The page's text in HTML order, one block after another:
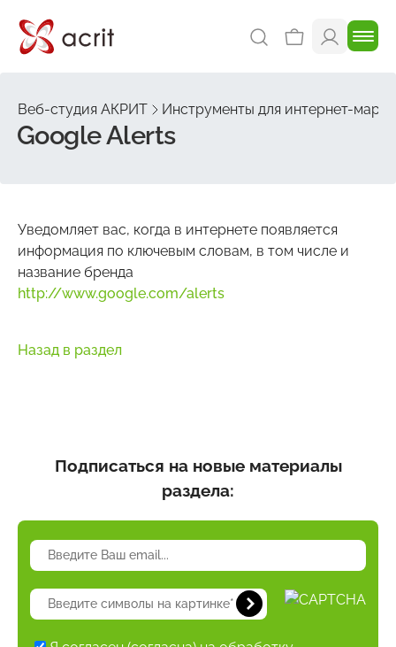
Веб-студия АКРИТ Инструменты для интернет-
Google Alerts
Уведомляет вас, когда в интернете появляется
информация по ключевым словам, в том числе и
название бренда
http://www.google.com/alerts
Назад в раздел
Подписаться на новые материалы
раздела: